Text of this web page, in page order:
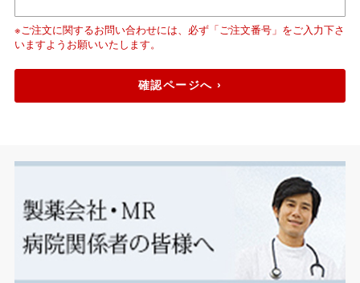
※ご注文に関するお問い合わせには、必ず「ご注文番号」をご入力下さ
いますようお願いいたします。
確認ページへ ›